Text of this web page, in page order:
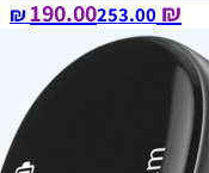
₪ 190.00
253.00‏ ₪